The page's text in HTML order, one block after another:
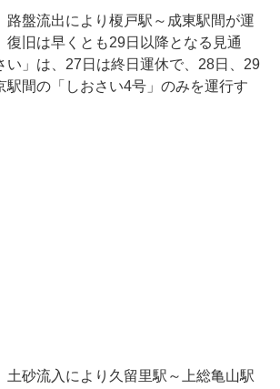
盤流出により榎戸駅～成東駅間が運
復旧は早くとも29日以降となる見通
い」は、27日は終日運休で、28日、29
駅間の「しおさい4号」のみを運行す
砂流入により久留里駅～上総亀山駅